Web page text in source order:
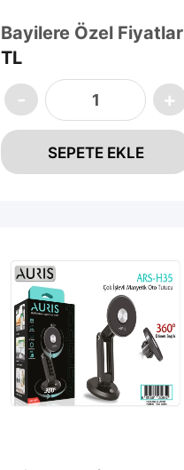
Bayilere Özel Fiyatlar
TL
SEPETE EKLE